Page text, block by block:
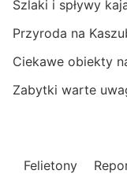
Szlaki i spływy
Przyroda na
Ciekawe obiekty
Zabytki warte
Felietony